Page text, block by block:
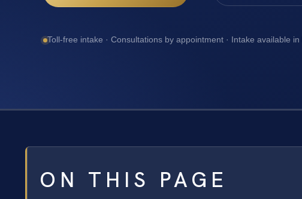
Toll-free intake · Consultations by appointment · Intake available
ON THIS PAGE